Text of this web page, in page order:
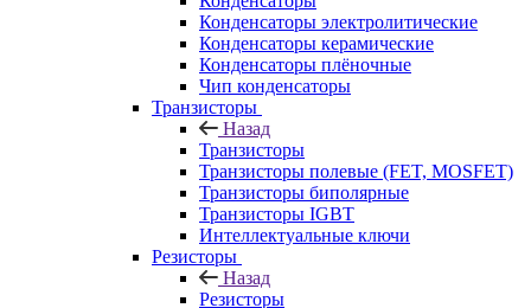
Конденсаторы электролитические
Конденсаторы керамические
Конденсаторы плёночные
Чип конденсаторы
Транзисторы
Назад
Транзисторы
Транзисторы полевые (FET, MOSFET)
Транзисторы биполярные
Транзисторы IGBT
Интеллектуальные ключи
Резисторы
Назад
Резисторы